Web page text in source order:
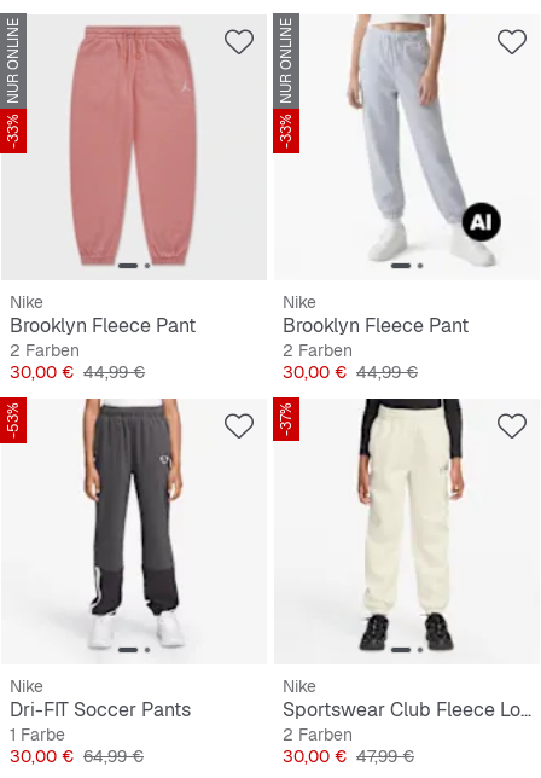
NUR ONLINE
-33%
Nike
Brooklyn Fleece Pant
2 Farben
Preis
30,00 € Originalpreis
44,99 €
NUR ONLINE
-33%
Nike
Brooklyn Fleece Pant
2 Farben
Preis
30,00 € Originalpreis
44,99 €
-53%
Nike
Dri-FIT Soccer Pants
1 Farbe
Preis
30,00 € Originalpreis
64,99 €
-37%
Nike
Sportswear Club Fleece Loose Graphic Pant
2 Farben
Preis
30,00 € Originalpreis
47,99 €